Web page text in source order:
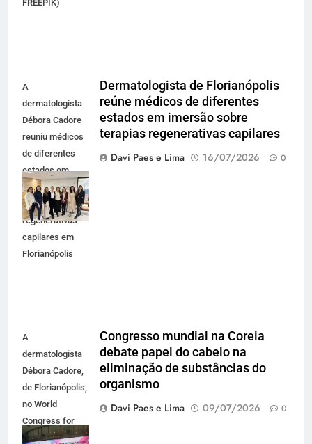
FREEPIK)
A
dermatologista
Débora Cadore
reuniu médicos
de diferentes
estados em
imersão sobre
terapias
regenerativas
capilares em
Florianópolis
Dermatologista de Florianópolis
reúne médicos de diferentes
estados em imersão sobre
terapias regenerativas capilares
Davi Paes e Lima
16/07/2026 0
A
dermatologista
Débora Cadore,
de Florianópolis,
no World
Congress for
Hair Research,
Congresso mundial na Coreia
debate papel do cabelo na
eliminação de substâncias do
organismo
Davi Paes e Lima
09/07/2026 0